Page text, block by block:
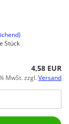
Stück
4,58 EUR
MwSt. zzgl.Versand